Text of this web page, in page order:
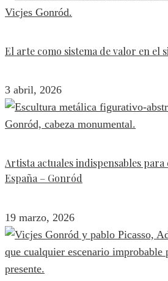
El arte como sistema de valor en el
3 abril, 2026
Artista actuales indispensables
España – Gonród
19 marzo, 2026